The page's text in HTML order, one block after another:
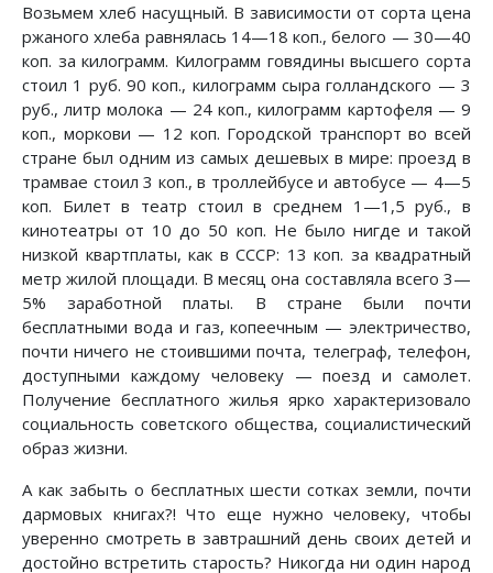
Возьмем хлеб насущный. В зависимости от сорта цена
ржаного хлеба равнялась 14—18 коп., белого — 30—40
коп. за килограмм. Килограмм говядины высшего сорта
стоил 1 руб. 90 коп., килограмм сыра голландского — 3
руб., литр молока — 24 коп., килограмм картофеля — 9
коп., моркови — 12 коп. Городской транспорт во всей
стране был одним из самых дешевых в мире: проезд в
трамвае стоил 3 коп., в троллейбусе и автобусе — 4—5
коп. Билет в театр стоил в среднем 1—1,5 руб., в
кинотеатры от 10 до 50 коп. Не было нигде и такой
низкой квартплаты, как в СССР: 13 коп. за квадратный
метр жилой площади. В месяц она составляла всего 3—
5% заработной платы. В стране были почти
бесплатными вода и газ, копеечным — электричество,
почти ничего не стоившими почта, телеграф, телефон,
доступными каждому человеку — поезд и самолет.
Получение бесплатного жилья ярко характеризовало
социальность советского общества, социалистический
образ жизни.
А как забыть о бесплатных шести сотках земли, почти
дармовых книгах?! Что еще нужно человеку, чтобы
уверенно смотреть в завтрашний день своих детей и
достойно встретить старость? Никогда ни один народ